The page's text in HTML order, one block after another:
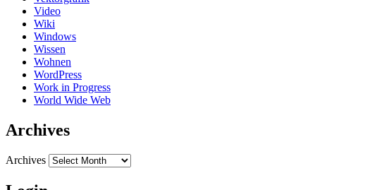
Video
Wiki
Windows
Wissen
Wohnen
WordPress
Work in Progress
World Wide Web
Archives
Archives